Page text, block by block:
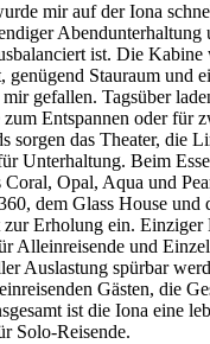
mir auf der Iona
Abendunterhaltung
ist. Die Kabine
genügend Stauraum und
gefallen. Tagsüber
Entspannen oder für
sorgen das Theater, die
Unterhaltung. Beim
Coral, Opal, Aqua und
dem Glass House und
zur Erholung ein.
Alleinreisende und
Auslastung spürbar
Gästen, die
ist die Iona eine
Solo-Reisende.